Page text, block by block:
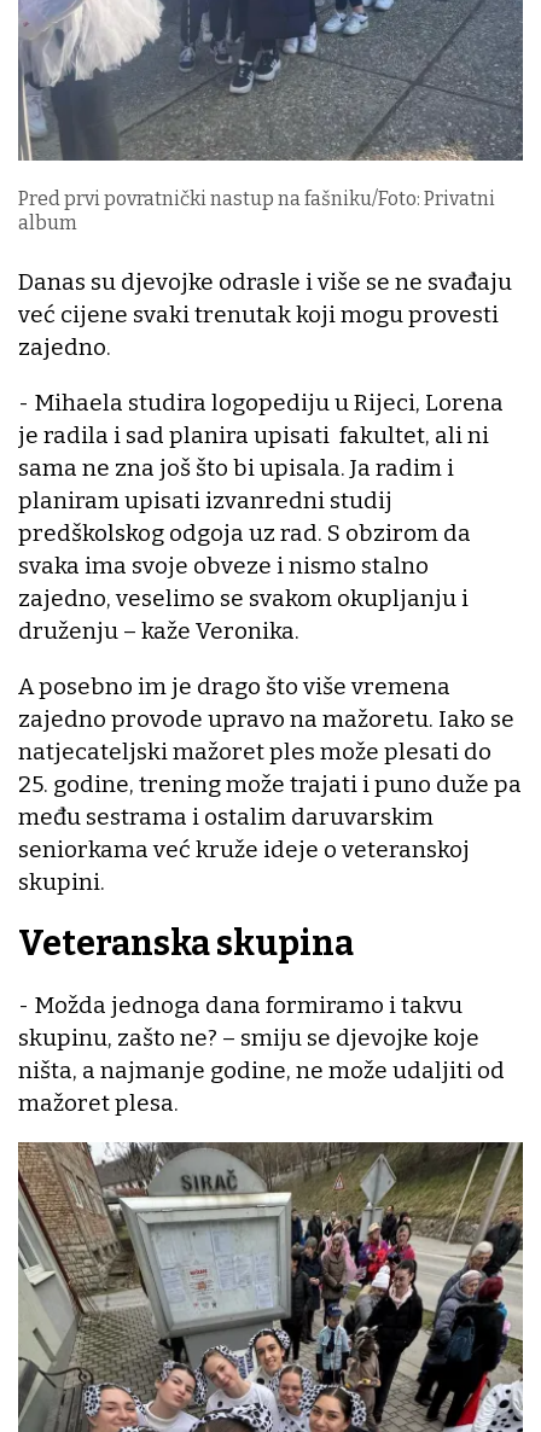
Pred prvi povratnički nastup na fašniku/Foto: Privatni
album
Danas su djevojke odrasle i više se ne svađaju
već cijene svaki trenutak koji mogu provesti
zajedno.
- Mihaela studira logopediju u Rijeci, Lorena
je radila i sad planira upisati fakultet, ali ni
sama ne zna još što bi upisala. Ja radim i
planiram upisati izvanredni studij
predškolskog odgoja uz rad. S obzirom da
svaka ima svoje obveze i nismo stalno
zajedno, veselimo se svakom okupljanju i
druženju – kaže Veronika.
A posebno im je drago što više vremena
zajedno provode upravo na mažoretu. Iako se
natjecateljski mažoret ples može plesati do
25. godine, trening može trajati i puno duže pa
među sestrama i ostalim daruvarskim
seniorkama već kruže ideje o veteranskoj
skupini.
Veteranska skupina
- Možda jednoga dana formiramo i takvu
skupinu, zašto ne? – smiju se djevojke koje
ništa, a najmanje godine, ne može udaljiti od
mažoret plesa.